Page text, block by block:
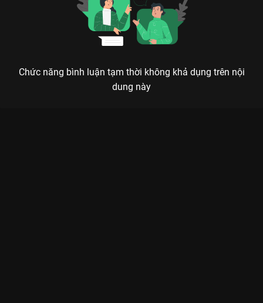
Chức năng bình luận tạm thời không khả dụng trên nội
dung này